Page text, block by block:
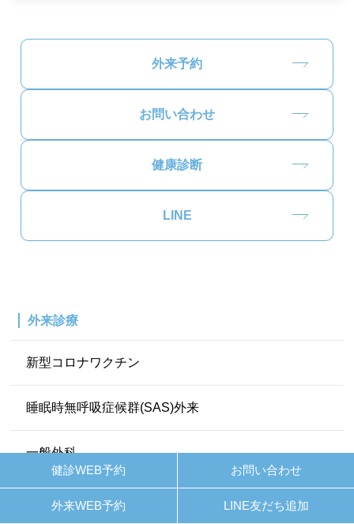
健診WEB予約 お問い合わせ
外来WEB予約 LINE友だち追加
外来予約
お問い合わせ
健康診断
LINE
外来診療
新型コロナワクチン
睡眠時無呼吸症候群(SAS)外来
一般外科
禁煙外来について